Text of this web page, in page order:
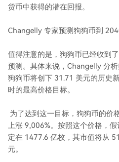
货币中获得的潜在回报。
Changelly 专家预测狗狗币到
值得注意的是，狗狗币已经收到
预测。具体来说，Changelly 分
狗狗币将创下 31.71 美元的历史
时的最高价格目标。
为了达到这一目标，狗狗币的价
上涨 9,006%。按照这个价格，
定在 1477.6 亿枚，其市值将从
元。